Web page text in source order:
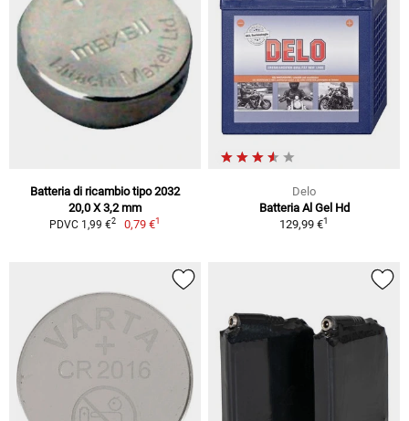
Batteria di ricambio tipo 2032
20,0 X 3,2 mm
PDVC 1,99 €2 0,79 €1
Delo
Batteria Al Gel Hd
129,99 €1